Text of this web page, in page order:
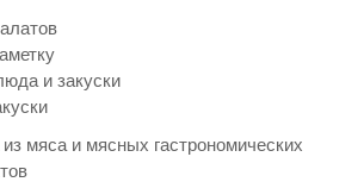
и закуски
мяса и мясных гастрономических